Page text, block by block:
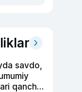
savdo,
qancha